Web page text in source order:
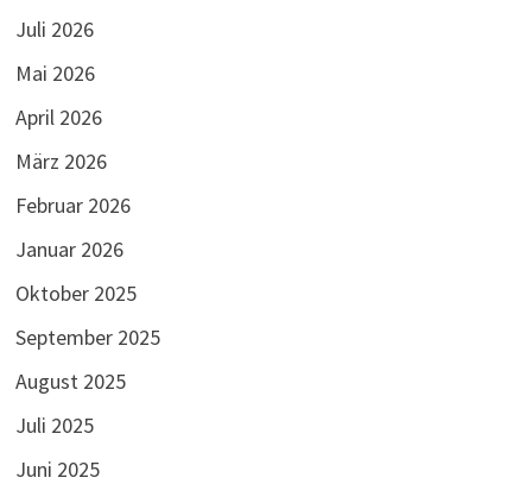
Juli 2026
Mai 2026
April 2026
März 2026
Februar 2026
Januar 2026
Oktober 2025
September 2025
August 2025
Juli 2025
Juni 2025